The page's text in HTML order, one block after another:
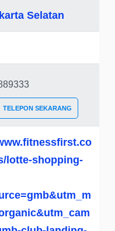
Selatan
TELEPON SEKARANG
lotte-shopping-